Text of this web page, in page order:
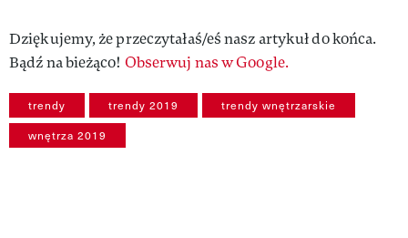
Dziękujemy, że przeczytałaś/eś nasz artykuł do końca.
Bądź na bieżąco! Obserwuj nas w Google.
trendy trendy 2019 trendy wnętrzarskie
wnętrza 2019